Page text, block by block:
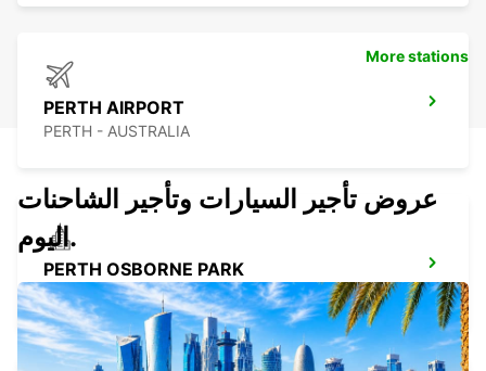
PERTH AIRPORT
PERTH - AUSTRALIA
PERTH OSBORNE PARK
OSBORNE PARK - AUSTRALIA
More stations
عروض تأجير السيارات وتأجير الشاحنات
اليوم.